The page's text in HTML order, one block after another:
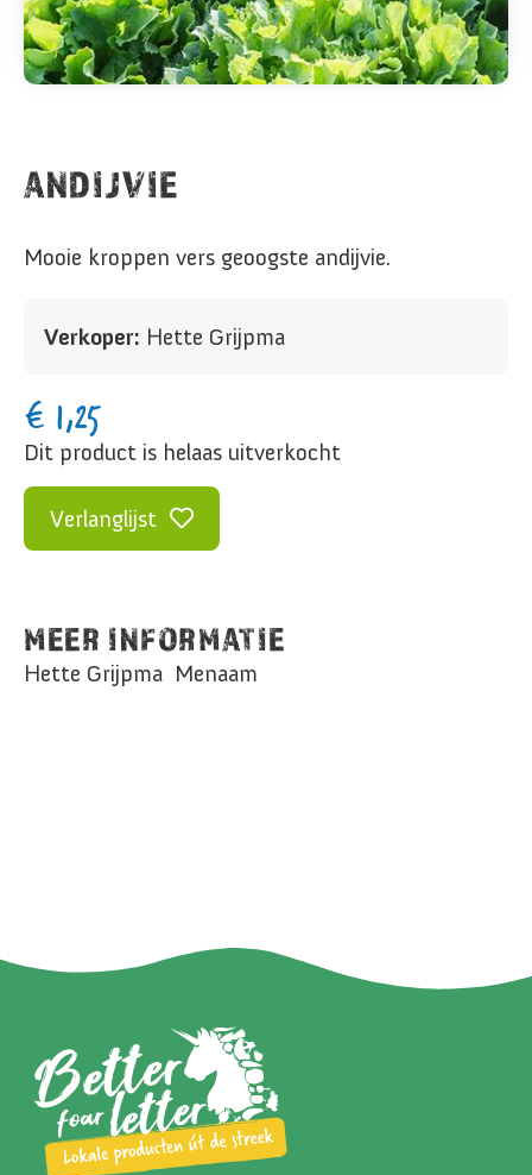
ANDIJVIE
Mooie kroppen vers geoogste andijvie.
Verkoper: Hette Grijpma
€ 1,25
Dit product is helaas uitverkocht
Verlanglijst
MEER INFORMATIE
Hette Grijpma Menaam